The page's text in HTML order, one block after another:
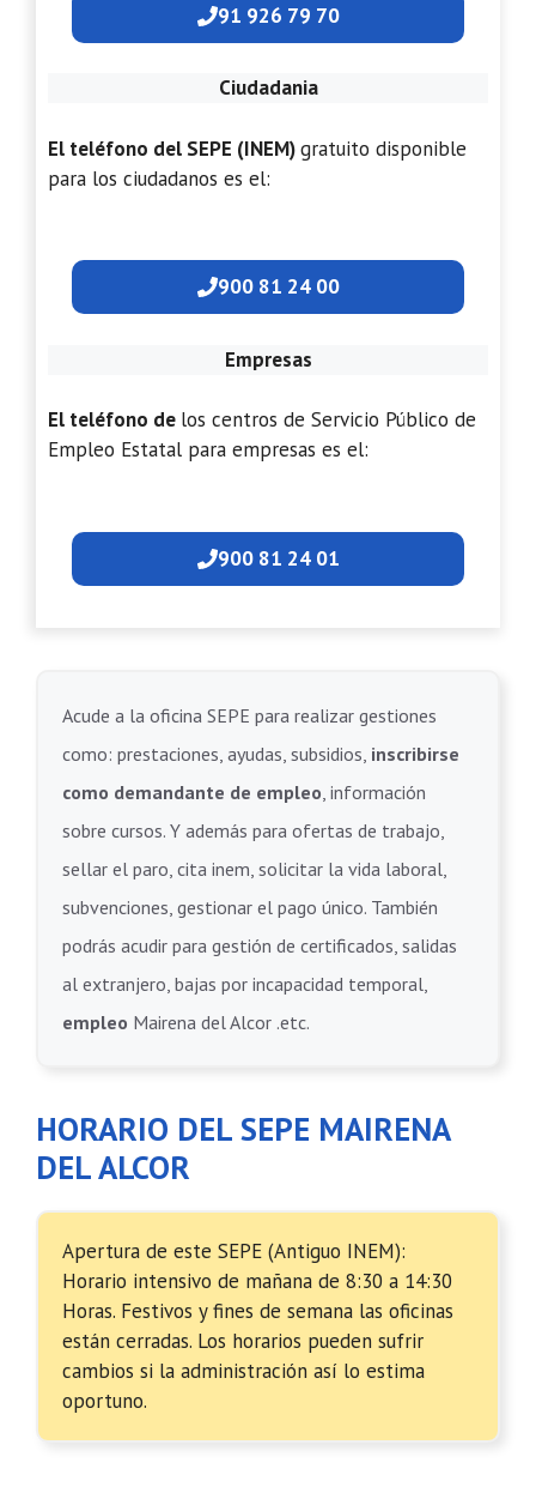
91 926 79 70
Ciudadania
El teléfono del SEPE (INEM)gratuito disponible
para los ciudadanos es el:
900 81 24 00
Empresas
El teléfono de los centros de Servicio Público de
Empleo Estatal para empresas es el:
900 81 24 01
Acude a la oficina SEPE para realizar gestiones
como: prestaciones, ayudas, subsidios, inscribirse
como demandante de empleo, información
sobre cursos. Y además para ofertas de trabajo,
sellar el paro, cita inem, solicitar la vida laboral,
subvenciones, gestionar el pago único. También
podrás acudir para gestión de certificados, salidas
al extranjero, bajas por incapacidad temporal,
empleo Mairena del Alcor .etc.
HORARIO DEL SEPE MAIRENA
DEL ALCOR
Apertura de este SEPE (Antiguo INEM):
Horario intensivo de mañana de 8:30 a 14:30
Horas. Festivos y fines de semana las oficinas
están cerradas. Los horarios pueden sufrir
cambios si la administración así lo estima
oportuno.